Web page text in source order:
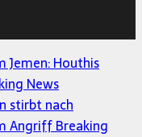
Jemen: Houthis
News
stirbt nach
AngriffBreaking